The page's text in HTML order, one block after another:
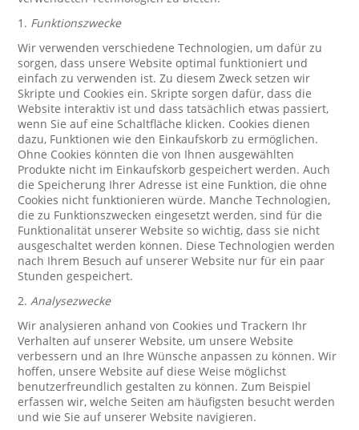
1. Funktionszwecke
Wir verwenden verschiedene Technologien, um dafür zu
sorgen, dass unsere Website optimal funktioniert und
einfach zu verwenden ist. Zu diesem Zweck setzen wir
Skripte und Cookies ein. Skripte sorgen dafür, dass die
Website interaktiv ist und dass tatsächlich etwas passiert,
wenn Sie auf eine Schaltfläche klicken. Cookies dienen
dazu, Funktionen wie den Einkaufskorb zu ermöglichen.
Ohne Cookies könnten die von Ihnen ausgewählten
Produkte nicht im Einkaufskorb gespeichert werden. Auch
die Speicherung Ihrer Adresse ist eine Funktion, die ohne
Cookies nicht funktionieren würde. Manche Technologien,
die zu Funktionszwecken eingesetzt werden, sind für die
Funktionalität unserer Website so wichtig, dass sie nicht
ausgeschaltet werden können. Diese Technologien werden
nach Ihrem Besuch auf unserer Website nur für ein paar
Stunden gespeichert.
2.Analysezwecke
Wir analysieren anhand von Cookies und Trackern Ihr
Verhalten auf unserer Website, um unsere Website
verbessern und an Ihre Wünsche anpassen zu können. Wir
hoffen, unsere Website auf diese Weise möglichst
benutzerfreundlich gestalten zu können. Zum Beispiel
erfassen wir, welche Seiten am häufigsten besucht werden
und wie Sie auf unserer Website navigieren.